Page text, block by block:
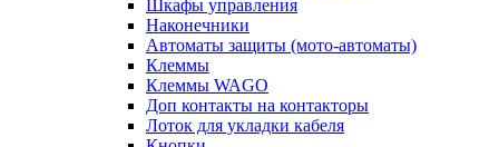
Шкафы управления
Наконечники
Автоматы защиты (мото-автоматы)
Клеммы
Клеммы WAGO
Доп контакты на контакторы
Лоток для укладки кабеля